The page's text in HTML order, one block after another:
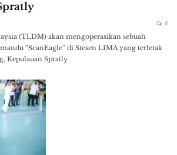
0
(TLDM) akan mengoperasikan sebuah
“ScanEagle” di Stesen LIMA yang terletak
Kepulauan Spratly.